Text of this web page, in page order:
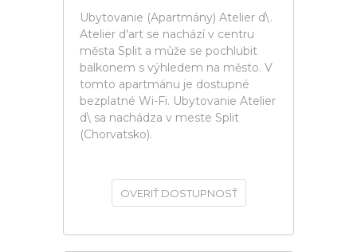
Ubytovanie (Apartmány) Atelier d\.
Atelier d'art se nachází v centru
města Split a může se pochlubit
balkonem s výhledem na město. V
tomto apartmánu je dostupné
bezplatné Wi-Fi. Ubytovanie Atelier
d\ sa nachádza v meste Split
(Chorvatsko).
OVERIŤ DOSTUPNOSŤ